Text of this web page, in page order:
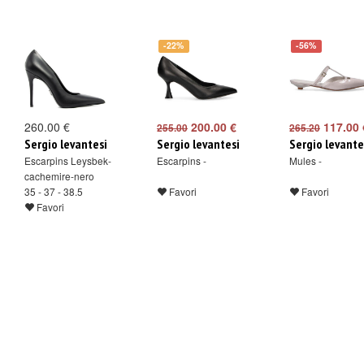
260.00 €
Sergio levantesi
Escarpins Leysbek-
cachemire-nero
35 - 37 - 38.5
Favori
-22%
255.00 200.00 €
Sergio levantesi
Escarpins -
Favori
-56%
265.20 117.00
Sergio
Mules -
Favori